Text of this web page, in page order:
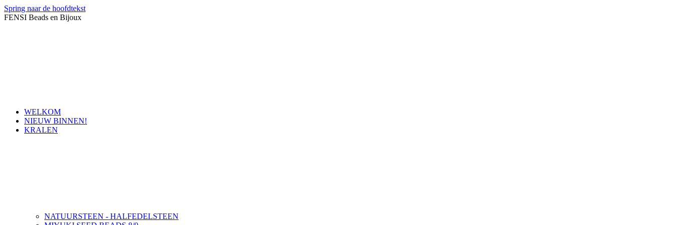
Spring naar de hoofdtekst
FENSI Beads en Bijoux
WELKOM
NIEUW BINNEN!
KRALEN
NATUURSTEEN - HALFEDELSTEEN